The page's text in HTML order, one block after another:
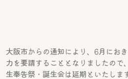
大阪市からの通知により、6月にお
力を要請することとなりましたので
生奉告祭・誕生会は延期といたしま